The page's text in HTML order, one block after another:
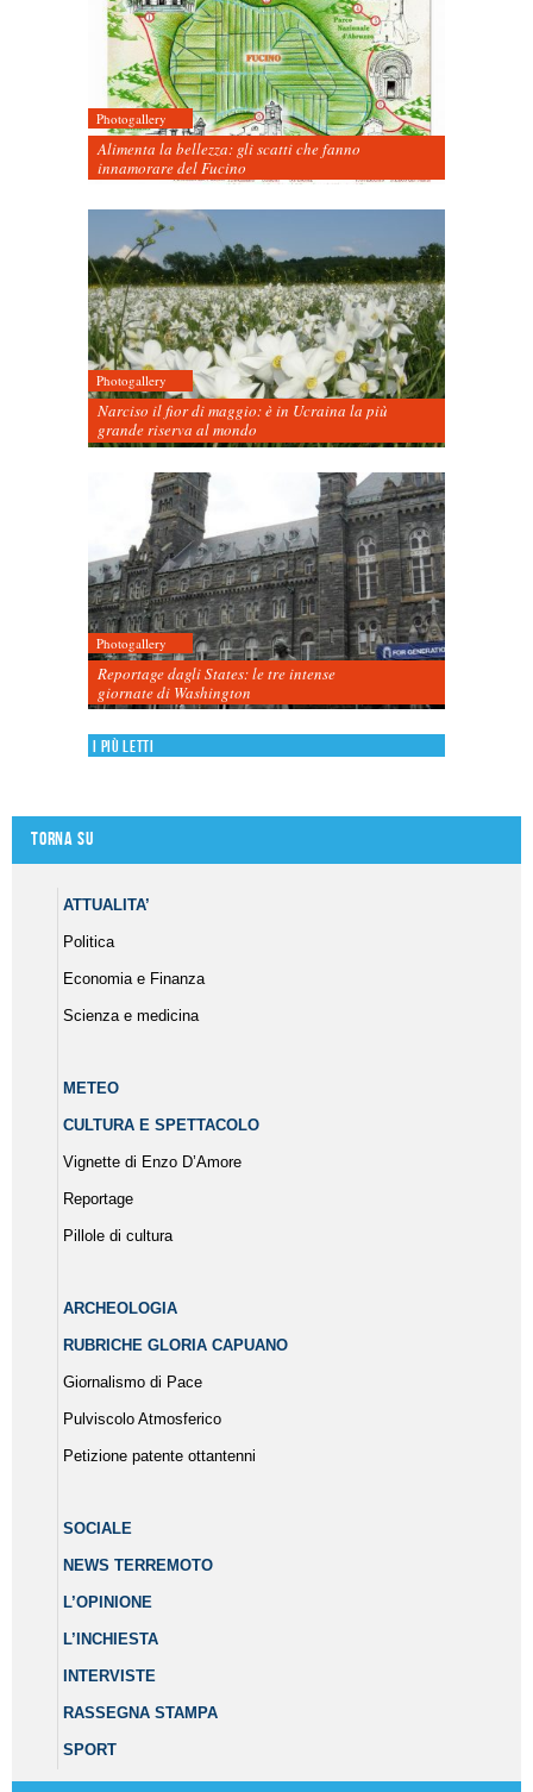
Photogallery
Alimenta la bellezza: gli scatti che fanno
innamorare del Fucino
Photogallery
Narciso il fior di maggio: è in Ucraina la più
grande riserva al mondo
Photogallery
Reportage dagli States: le tre intense
giornate di Washington
I più letti
Torna su
ATTUALITA’
Politica
Economia e Finanza
Scienza e medicina
METEO
CULTURA E SPETTACOLO
Vignette di Enzo D’Amore
Reportage
Pillole di cultura
ARCHEOLOGIA
RUBRICHE GLORIA CAPUANO
Giornalismo di Pace
Pulviscolo Atmosferico
Petizione patente ottantenni
SOCIALE
NEWS TERREMOTO
L’OPINIONE
L’INCHIESTA
INTERVISTE
RASSEGNA STAMPA
SPORT